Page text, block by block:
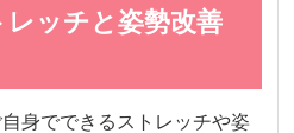
ッチと姿勢改善
身でできるストレッチや姿